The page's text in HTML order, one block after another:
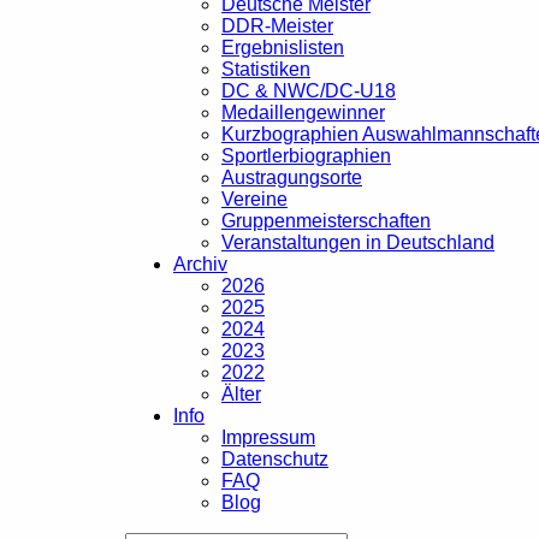
Deutsche Meister
DDR-Meister
Ergebnislisten
Statistiken
DC & NWC/DC-U18
Medaillengewinner
Kurzbographien
Sportlerbiographien
Austragungsorte
Vereine
Gruppenmeisterschaften
Veranstaltungen in Deutschland
Archiv
2026
2025
2024
2023
2022
Älter
Info
Impressum
Datenschutz
FAQ
Blog